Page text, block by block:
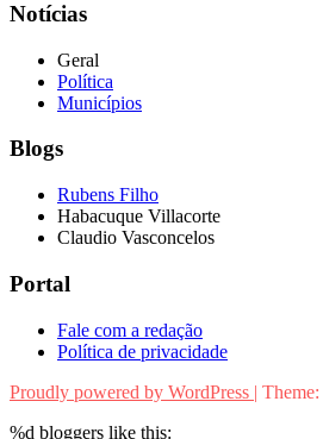
Notícias
Geral
Política
Municípios
Blogs
Rubens Filho
Habacuque Villacorte
Claudio Vasconcelos
Portal
Fale com a redação
Política de privacidade
Proudly powered by WordPress | Theme:
%d bloggers like this: